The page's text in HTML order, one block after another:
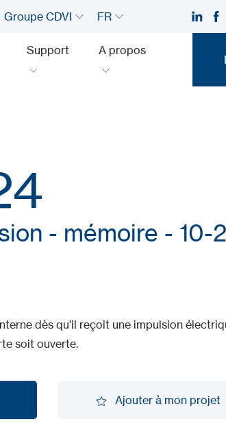
Groupe CDVI FR
Support A propos
- mémoire - 10-
dès qu’il reçoit une impulsion
soit ouverte.
Ajouter à mon projet